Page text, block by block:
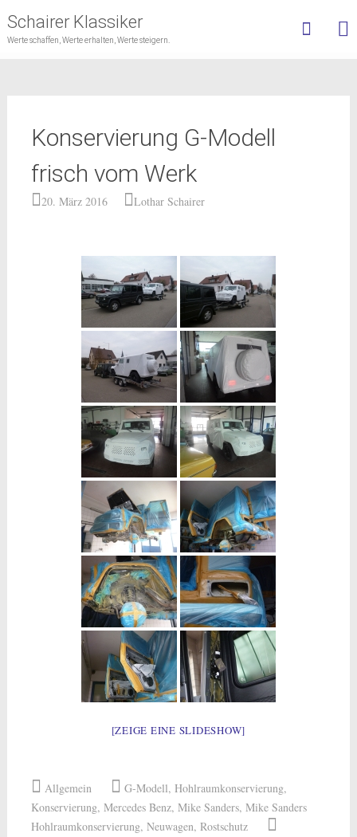
Schairer Klassiker
Werte schaffen, Werte erhalten, Werte steigern.
Konservierung G-Modell
frisch vom Werk
20. März 2016 Lothar Schairer
[ZEIGE EINE SLIDESHOW]
Allgemein G-Modell, Hohlraumkonservierung,
Konservierung, Mercedes Benz, Mike Sanders, Mike Sanders
Hohlraumkonservierung, Neuwagen, Rostschutz